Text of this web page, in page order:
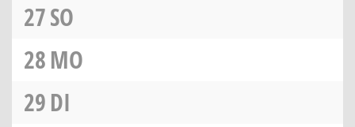
27SO
28MO
29DI